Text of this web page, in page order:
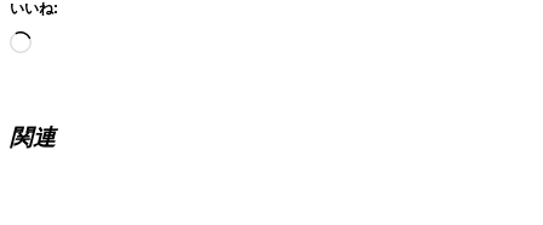
いいね:
読
中…
関連